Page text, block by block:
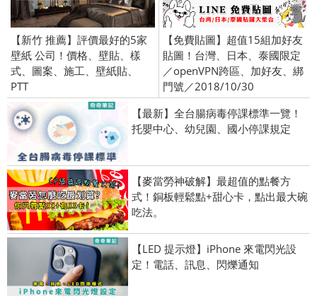
【新竹 推薦】評價最好的5家
壁紙 公司！價格、壁貼、樣
式、圖案、施工、壁紙貼、
PTT
【免費貼圖】超值15組加好友
貼圖！台灣、日本、泰國限定
／openVPN跨區、加好友、綁
門號／2018/10/30
【最新】全台腸病毒停課標準一覽！
托嬰中心、幼兒園、國小停課規定
【麥當勞神破解】最超值的點餐方
式！銅板輕鬆點+甜心卡，點出最大碗
吃法。
【LED 提示燈】iPhone 來電閃光設
定！電話、訊息、閃爍通知